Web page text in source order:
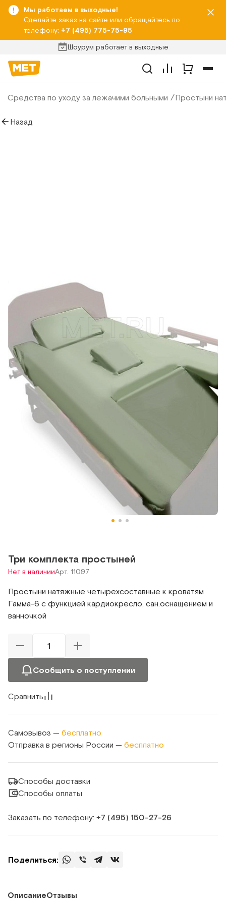
Мы работаем в выходные!
Сделайте заказ на сайте или обращайтесь по
телефону: +7 (495) 775-75-95
Шоурум работает в выходные
Средства по уходу за лежачими больными Простыни
Назад
Три комплекта простыней
Нет в наличииАрт. 11097
Простыни натяжные четырехсоставные к кроватям
Гамма-6 с функцией кардиокресло, сан.оснащением и
ванночкой
Сообщить о поступлении
Сравнить
Самовывоз — бесплатно
Отправка в регионы России — бесплатно
Способы доставки
Способы оплаты
Заказать по телефону: +7 (495) 150‑27‑26
Поделиться:
ОписаниеОтзывы